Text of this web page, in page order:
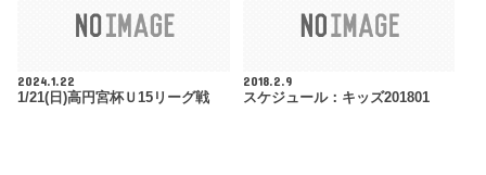
2024.1.22
1/21(日)高円宮杯Ｕ15リーグ戦
2018.2.9
スケジュール：キッズ201801